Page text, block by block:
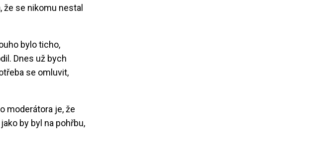
že se nikomu nestal
bylo ticho,
Dnes už bych
se omluvit,
moderátora je, že
by byl na pohřbu,